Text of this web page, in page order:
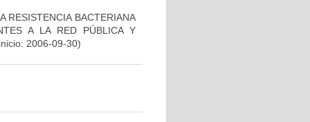
RESISTENCIA BACTERIANA
A LA RED PÚBLICA Y
2006-09-30)